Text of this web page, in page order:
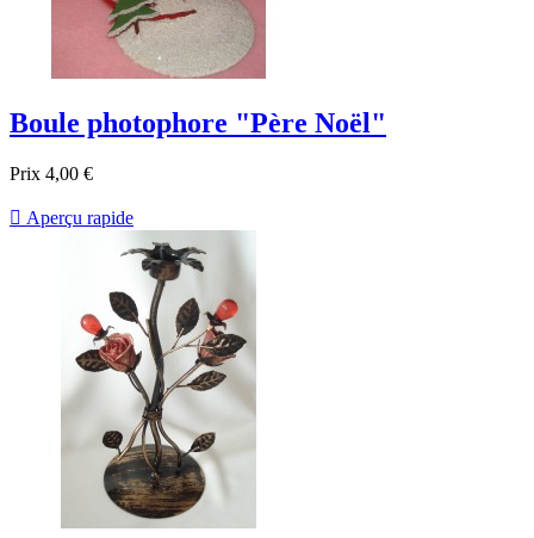
Boule photophore "Père Noël"
Prix 4,00 €
 Aperçu rapide